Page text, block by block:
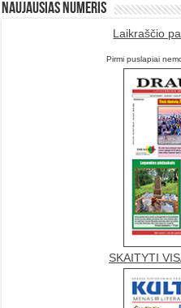
Naujausias numeris
Laikraščio
Pirmi puslapiai
SKAITYTI